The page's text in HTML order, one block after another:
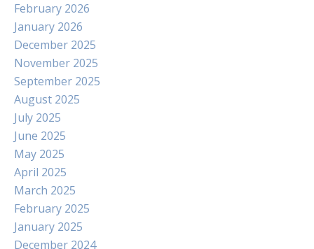
February 2026
January 2026
December 2025
November 2025
September 2025
August 2025
July 2025
June 2025
May 2025
April 2025
March 2025
February 2025
January 2025
December 2024